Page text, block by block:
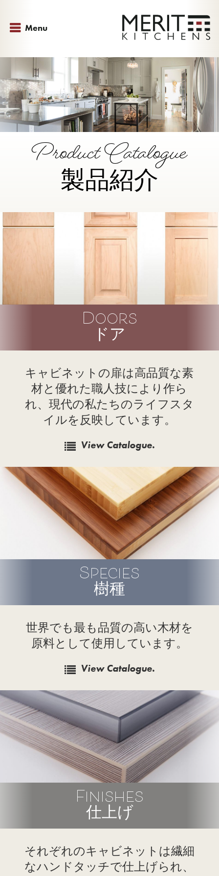
Menu
Product Catalogue
製品紹介
Doors
ドア
キャビネットの扉は高品質な素
材と優れた職人技により作ら
れ、現代の私たちのライフスタ
イルを反映しています。
View Catalogue.
Species
樹種
世界でも最も品質の高い木材を
原料として使用しています。
View Catalogue.
Finishes
仕上げ
それぞれのキャビネットは繊細
なハンドタッチで仕上げられ、